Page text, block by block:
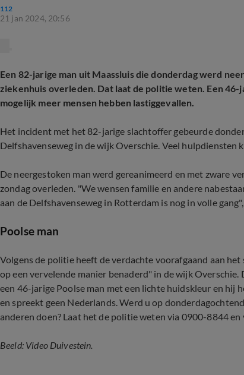
112
21 jan 2024, 20:56
Een 82-jarige man uit Maassluis die donderdag werd
ziekenhuis overleden. Dat laat de politie weten. Een 46-
mogelijk meer mensen hebben lastiggevallen.
Het incident met het 82-jarige slachtoffer gebeurde
Delfshavenseweg in de wijk Overschie. Veel
De neergestoken man werd gereanimeerd en met zware
zondag overleden. "We wensen familie en andere
aan de Delfshavenseweg in Rotterdam is nog in volle
Poolse man
Volgens de politie heeft de verdachte voorafgaand aan
op een vervelende manier benaderd" in de wijk
een 46-jarige Poolse man met een lichte huidskleur en hij
en spreekt geen Nederlands. Werd u op
anderen doen? Laat het de politie weten via 0900-8844
Beeld: Video Duivestein.